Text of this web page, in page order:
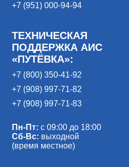
+7 (951) 000-94-94
ТЕХНИЧЕСКАЯ
ПОДДЕРЖКА АИС
«ПУТЁВКА»:
+7 (800) 350-41-92
+7 (908) 997-71-82
+7 (908) 997-71-83
Пн-Пт: с 09:00 до 18:00
Сб-Вс: выходной
(время местное)